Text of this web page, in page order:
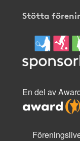
Stötta
En del av